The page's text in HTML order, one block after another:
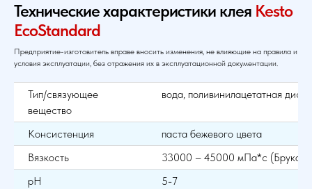
Технические характеристики клея Kesto
EcoStandard
Предприятие-изготовитель вправе вносить изменения, не влияющие на правила и
условия эксплуатации, без отражения их в эксплуатационной документации.
Тип/связующее
вещество
вода, поливинилацетатная
Консистенция
паста бежевого цвета
Вязкость
33000 – 45000 мПа*с
pH
5-7